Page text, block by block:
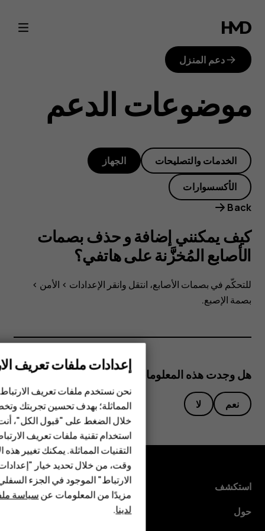
كيف
يمكنني
إضافة
و
حذف
بصمات
الأصابع
المُخزَّنة
على
هاتفي؟
الهواتف الذكية
الهواتف المميزة
الأكسسوارات
HMD Terra M
HMD Watch
للأعمال
دعم المنزل
موضوعات الدعم
الخدمات والتصليحات الجهاز
الأكسسوارات
Back
كيف يمكنني إضافة و حذف بصمات
الأصابع المُخزَّنة على هاتفي؟
للتحكّم في بصمات الأصابع، انتقل وانقر الإعدادات > الأمن >
بصمة الإصبع.
هل وجدت هذه المعلومات مفيدة؟
نعم لا
استكشف
حول
إعدادات ملفات تعريف
نحن نستخدم ملفات تعريف
المماثلة؛ بهدف تحسين تجربتك
خلال الضغط على "قبول الكل"،
استخدام تقنية ملفات تعريف
التقنيات المماثلة. يمكنك تغيير
وقت، من خلال تحديد خيار
الارتباط" الموجود في الجزء
مزيدًا من المعلومات عنسياسة
لدينا.